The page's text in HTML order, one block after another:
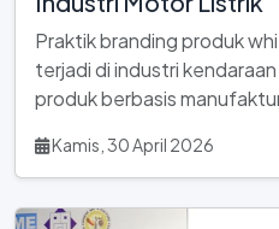
Praktik branding produk
terjadi di industri
produk berbasis
Kamis, 30 April 2026